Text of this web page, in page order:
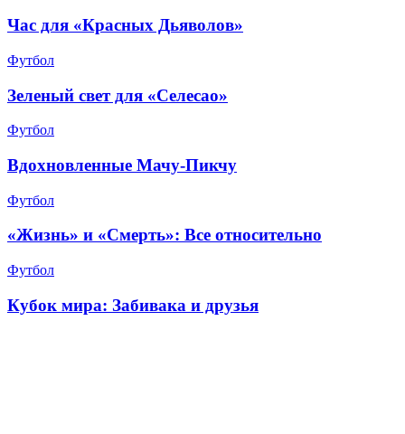
Час для «Красных Дьяволов»
Футбол
Зеленый свет для «Селесао»
Футбол
Вдохновленные Мачу-Пикчу
Футбол
«Жизнь» и «Смерть»: Все относительно
Футбол
Кубок мира: Забивака и друзья